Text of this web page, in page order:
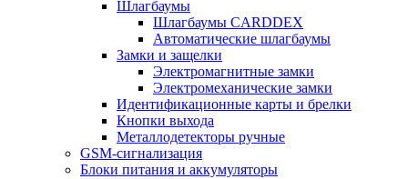
Шлагбаумы
Шлагбаумы CARDDEX
Автоматические шлагбаумы
Замки и защелки
Электромагнитные замки
Электромеханические замки
Идентификационные карты и брелки
Кнопки выхода
Металлодетекторы ручные
GSM-сигнализация
Блоки питания и аккумуляторы